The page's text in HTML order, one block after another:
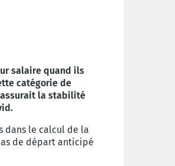
salaire quand ils
catégorie de
assurait la stabilité
dans le calcul de la
de départ anticipé